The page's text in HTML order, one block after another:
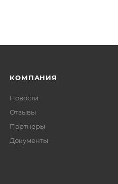
КОМПАНИЯ
Новости
Отзывы
Партнеры
Документы